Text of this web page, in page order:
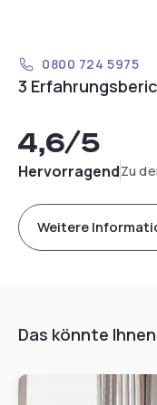
0800 724 5975
3
4,6/5
HervorragendZu
Weitere
Das könnte